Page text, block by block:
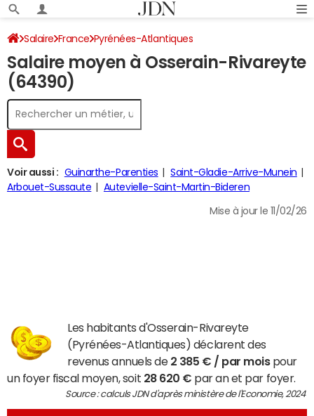
Salaire France Pyrénées-Atlantiques
Salaire moyen à Osserain-Rivareyte
(64390)
Voir aussi : Guinarthe-Parenties
Saint-Gladie-Arrive-Munein
Arbouet-Sussaute
Autevielle-Saint-Martin-Bideren
Mise à jour le 11/02/26
Les habitants d'Osserain-Rivareyte
(Pyrénées-Atlantiques) déclarent des
revenus annuels de 2 385 € / par moispour
un foyer fiscal moyen, soit 28 620 € par an et par foyer.
Source : calculs JDN d'après ministère de l'Economie, 2024